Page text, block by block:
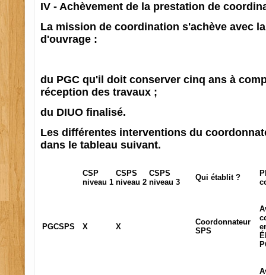
IV - Achèvement de la prestation de
La mission de coordination s'achève avec
d'ouvrage :
du PGC qu'il doit conserver cinq ans à
réception des travaux ;
du DIUO finalisé.
Les différentes interventions du
dans le tableau suivant.
CSP
niveau 1
CSPS
niveau 2
CSPS
niveau 3
Qui établit ?
PGCSPS X X
Coordonnateur
SPS